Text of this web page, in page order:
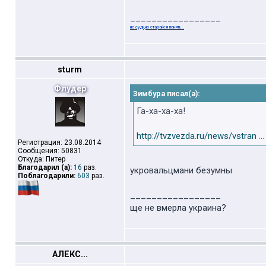
не суди,но старайся понять..
sturm
Флудер
Регистрация: 23.08.2014
Сообщения: 50831
Откуда: Питер
Благодарил (а): 16 раз.
Поблагодарили: 603 раз.
Зимбура писал(а):
Га-ха-ха-ха!
http://tvzvezda.ru/news/vstran ...
укровальцмани безумны
ще не вмерла украина?
АЛЕКС...